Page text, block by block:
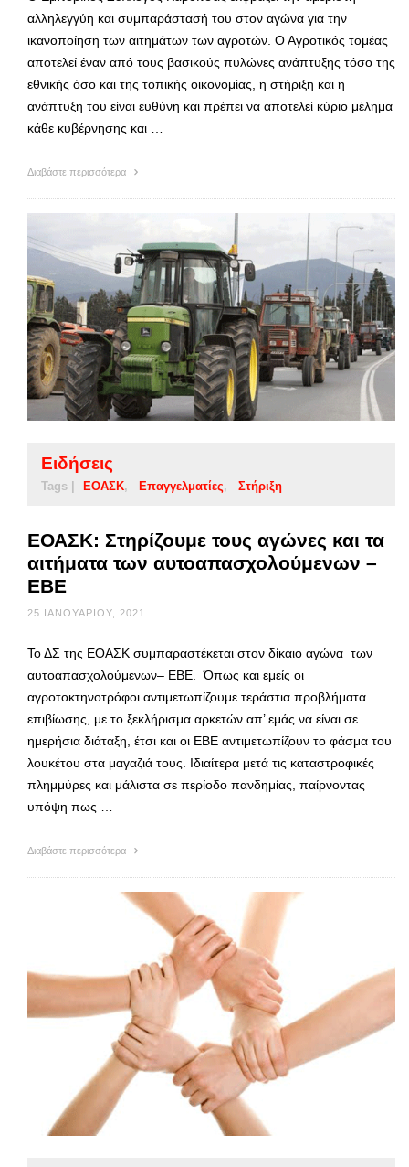
αλληλεγγύη και συμπαράστασή του στον αγώνα για την
ικανοποίηση των αιτημάτων των αγροτών. Ο Αγροτικός τομέας
αποτελεί έναν από τους βασικούς πυλώνες ανάπτυξης τόσο της
εθνικής όσο και της τοπικής οικονομίας, η στήριξη και η
ανάπτυξη του είναι ευθύνη και πρέπει να αποτελεί κύριο μέλημα
κάθε κυβέρνησης και …
Διαβάστε περισσότερα
Ειδήσεις
Tags | ΕΟΑΣΚ Επαγγελματίες Στήριξη
ΕΟΑΣΚ: Στηρίζουμε τους αγώνες και τα
αιτήματα των αυτοαπασχολούμενων –
ΕΒΕ
25 ΙΑΝΟΥΑΡΊΟΥ, 2021
Το ΔΣ της ΕΟΑΣΚ συμπαραστέκεται στον δίκαιο αγώνα των
αυτοαπασχολούμενων– ΕΒΕ. Όπως και εμείς οι
αγροτοκτηνοτρόφοι αντιμετωπίζουμε τεράστια προβλήματα
επιβίωσης, με το ξεκλήρισμα αρκετών απ’ εμάς να είναι σε
ημερήσια διάταξη, έτσι και οι ΕΒΕ αντιμετωπίζουν το φάσμα του
λουκέτου στα μαγαζιά τους. Ιδιαίτερα μετά τις καταστροφικές
πλημμύρες και μάλιστα σε περίοδο πανδημίας, παίρνοντας
υπόψη πως …
Διαβάστε περισσότερα